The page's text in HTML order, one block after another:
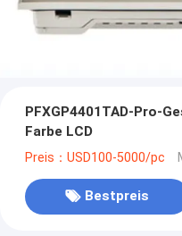
PFXGP4401TAD-Pro-
Farbe LCD
Preis：USD100-5000/pc
Bestpreis